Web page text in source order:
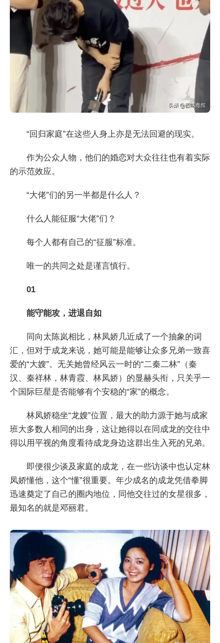
“回归家庭”在这些人身上亦是无法回避的现实。
作为公众人物，他们的婚恋对大众往往也有着实际
的示范效应。
“大佬”们的另一半都是什么人？
什么人能征服“大佬”们？
每个人都有自己的“征服”标准。
唯一的共同之处是谨言慎行。
01
能守能攻，进退自如
同向太陈岚相比，林凤娇几近成了一个抽象的词
汇，但对于成龙来说，她可能是能够让众多兄弟一致喜
爱的“大嫂”。无关她曾经风云一时的“二秦二林”（秦
汉、秦祥林，林青霞、林凤娇）的显赫头衔，只关乎一
个国际巨星是否能够有个安稳的“家”的概念。
林凤娇稳坐“龙嫂”位置，最大的助力源于她与成家
班大多数人相同的出身，这让她得以在同成龙的交往中
得以用平视的角度看待成龙身边这群出生入死的兄弟。
即便很少谈及家庭的成龙，在一些访谈中也认定林
凤娇懂他，这个“懂”很重要。年少成名的成龙凭借拳脚
迅速奠定了自己的圈内地位，同他交往过的女星很多，
最知名的就是邓丽君。